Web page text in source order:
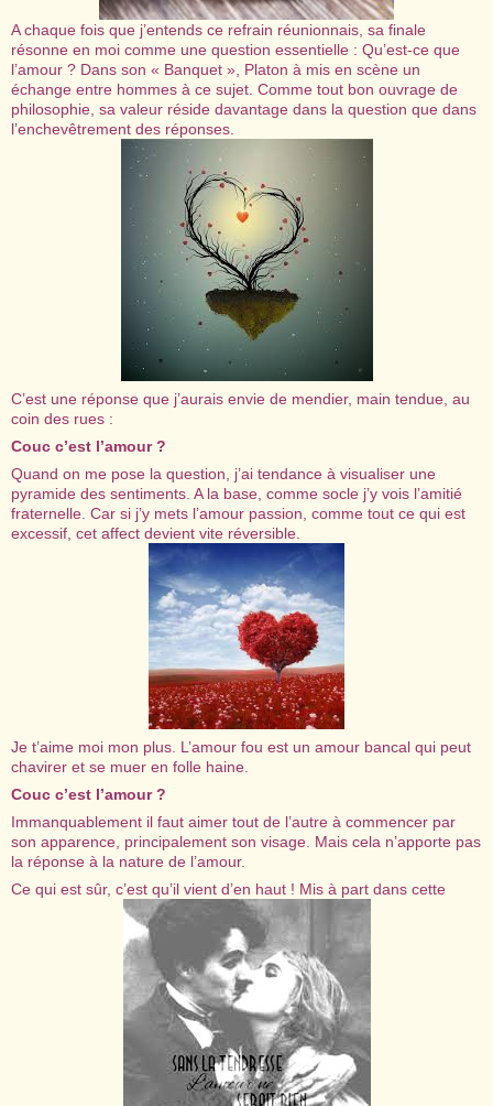
A chaque fois que j’entends ce refrain réunionnais, sa finale
résonne en moi comme une question essentielle : Qu’est-ce que
l’amour ? Dans son « Banquet », Platon à mis en scène un
échange entre hommes à ce sujet. Comme tout bon ouvrage de
philosophie, sa valeur réside davantage dans la question que dans
l’enchevêtrement des réponses.
C’est une réponse que j’aurais envie de mendier, main tendue, au
coin des rues :
Couc c’est l’amour ?
Quand on me pose la question, j’ai tendance à visualiser une
pyramide des sentiments. A la base, comme socle j’y vois l’amitié
fraternelle. Car si j’y mets l’amour passion, comme tout ce qui est
excessif, cet affect devient vite réversible.
Je t’aime moi mon plus. L’amour fou est un amour bancal qui peut
chavirer et se muer en folle haine.
Couc c’est l’amour ?
Immanquablement il faut aimer tout de l’autre à commencer par
son apparence, principalement son visage. Mais cela n’apporte pas
la réponse à la nature de l’amour.
Ce qui est sûr, c’est qu’il vient d’en haut ! Mis à part dans cette